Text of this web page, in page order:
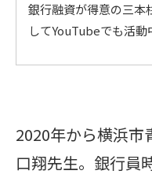
銀行融資が得意の三本
してYouTubeでも活動
2020年から横浜市
口翔先生。銀行員